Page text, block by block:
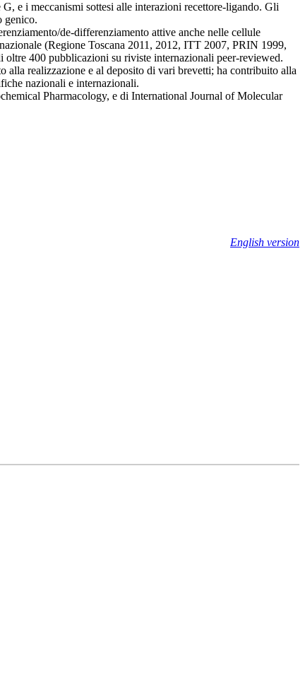
e i meccanismi sottesi alle interazioni recettore-ligando. Gli
genico.
de-differenziamento attive anche nelle cellule
(Regione Toscana 2011, 2012, ITT 2007, PRIN 1999,
400 pubblicazioni su riviste internazionali peer-reviewed.
realizzazione e al deposito di vari brevetti; ha contribuito alla
nazionali e internazionali.
Pharmacology, e di International Journal of Molecular
English version